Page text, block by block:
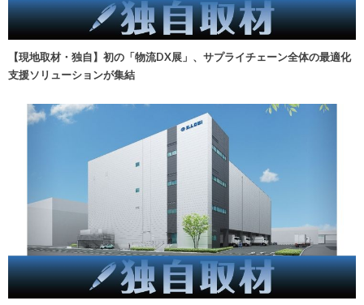
【現地取材・独自】初の「物流DX展」、サプライチェーン全体の最適化
支援ソリューションが集結